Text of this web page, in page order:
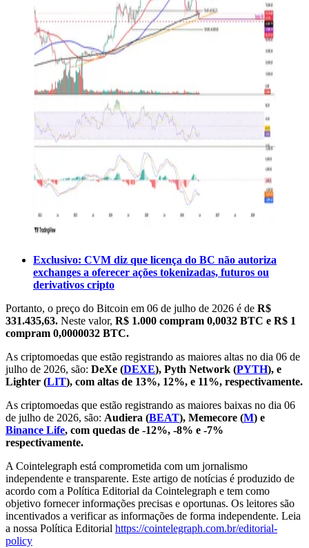
Exclusivo: CVM diz que licença do BC não autoriza
exchanges a oferecer ações tokenizadas, futuros ou
derivativos cripto
Portanto, o preço do Bitcoin em 06 de julho de 2026 é de R$
331.435,63. Neste valor, R$ 1.000 compram 0,0032 BTC e R$ 1
compram 0,0000032 BTC.
As criptomoedas que estão registrando as maiores altas no dia 06 de
julho de 2026, são: DeXe (DEXE), Pyth Network (PYTH), e
Lighter (LIT), com altas de 13%, 12%, e 11%, respectivamente.
As criptomoedas que estão registrando as maiores baixas no dia 06
de julho de 2026, são: Audiera (BEAT), Memecore (M) e
Binance Life, com quedas de -12%, -8% e -7%
respectivamente.
A Cointelegraph está comprometida com um jornalismo
independente e transparente. Este artigo de notícias é produzido de
acordo com a Política Editorial da Cointelegraph e tem como
objetivo fornecer informações precisas e oportunas. Os leitores são
incentivados a verificar as informações de forma independente. Leia
a nossa Política Editorial https://cointelegraph.com.br/editorial-
policy